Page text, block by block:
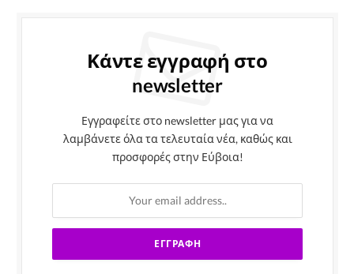
Κάντε εγγραφή στο
newsletter
Εγγραφείτε στο newsletter μας για να
λαμβάνετε όλα τα τελευταία νέα, καθώς και
προσφορές στην Εύβοια!